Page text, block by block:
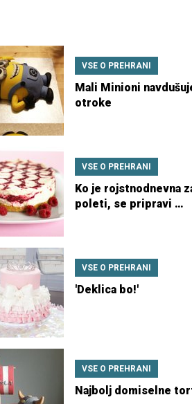
VSE O PREHRANI
Mali Minioni
otroke
VSE O PREHRANI
Ko je rojstnodnevna
poleti, se pripravi …
VSE O PREHRANI
'Deklica bo!'
VSE O PREHRANI
Najbolj domiselne